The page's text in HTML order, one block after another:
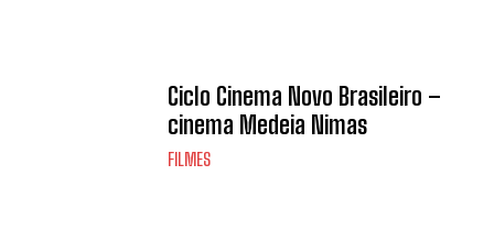
Ciclo Cinema Novo Brasileiro –
cinema Medeia Nimas
FILMES